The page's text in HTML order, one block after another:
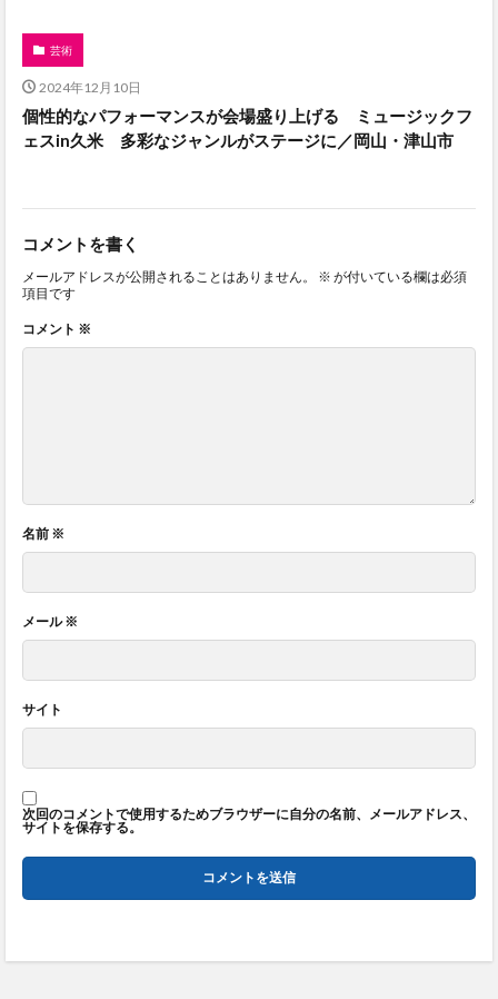
芸術
2024年12月10日
個性的なパフォーマンスが会場盛り上げる ミュージックフ
ェスin久米 多彩なジャンルがステージに／岡山・津山市
コメントを書く
メールアドレスが公開されることはありません。 ※ が付いている欄は必須
項目です
コメント ※
名前 ※
メール※
サイト
次回のコメントで使用するためブラウザーに自分の名前、メールアドレス、
サイトを保存する。